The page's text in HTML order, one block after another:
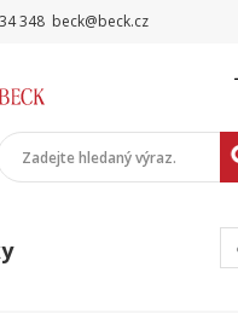
348 beck@beck.cz